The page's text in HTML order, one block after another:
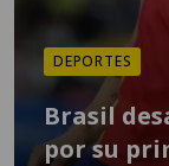
DEPORTES
Brasil
por su